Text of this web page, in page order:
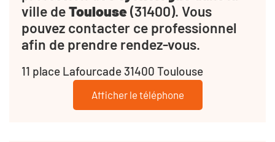
ville deToulouse(31400). Vous
pouvez contacter ce professionnel
afin de prendre rendez-vous.
11 place Lafourcade 31400 Toulouse
Afficher le téléphone